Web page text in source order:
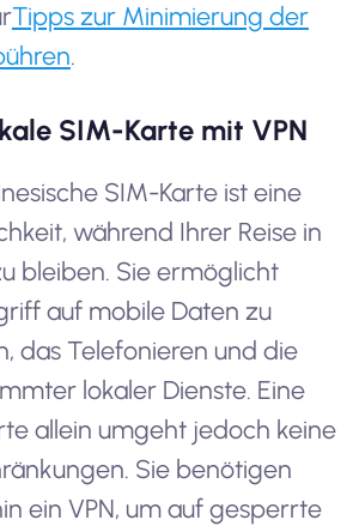
Tipps zur Minimierung der
.
SIM-Karte mit VPN
SIM-Karte ist eine
während Ihrer Reise in
bleiben. Sie ermöglicht
auf mobile Daten zu
das Telefonieren und die
lokaler Dienste. Eine
allein umgeht jedoch keine
Sie benötigen
ein VPN, um auf gesperrte